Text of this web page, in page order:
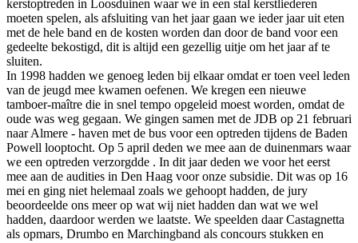
kerstoptreden in Loosduinen waar we in een stal kerstliederen
moeten spelen, als afsluiting van het jaar gaan we ieder jaar uit eten
met de hele band en de kosten worden dan door de band voor een
gedeelte bekostigd, dit is altijd een gezellig uitje om het jaar af te
sluiten.
In 1998 hadden we genoeg leden bij elkaar omdat er toen veel leden
van de jeugd mee kwamen oefenen. We kregen een nieuwe
tamboer-maître die in snel tempo opgeleid moest worden, omdat de
oude was weg gegaan. We gingen samen met de JDB op 21 februari
naar Almere - haven met de bus voor een optreden tijdens de Baden
Powell looptocht. Op 5 april deden we mee aan de duinenmars waar
we een optreden verzorgdde . In dit jaar deden we voor het eerst
mee aan de audities in Den Haag voor onze subsidie. Dit was op 16
mei en ging niet helemaal zoals we gehoopt hadden, de jury
beoordeelde ons meer op wat wij niet hadden dan wat we wel
hadden, daardoor werden we laatste. We speelden daar Castagnetta
als opmars, Drumbo en Marchingband als concours stukken en